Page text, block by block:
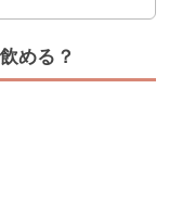
める？